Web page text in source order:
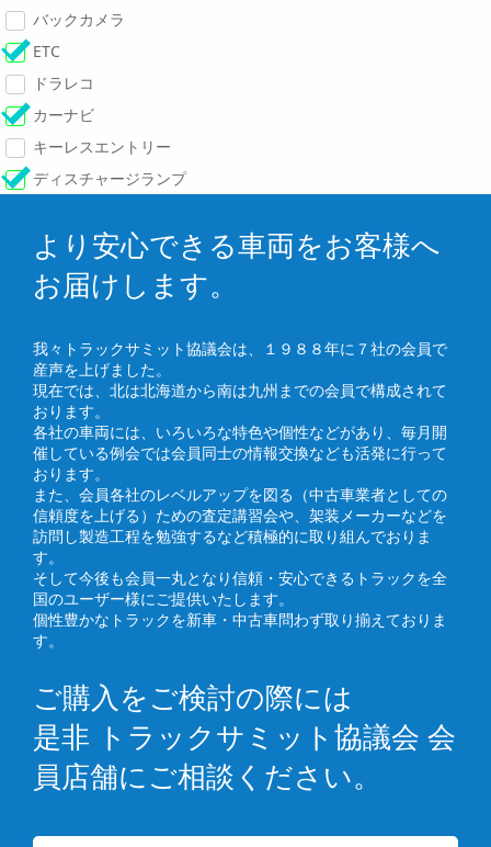
バックカメラ
ETC
ドラレコ
カーナビ
キーレスエントリー
ディスチャージランプ
より安心できる車両をお客様へ
お届けします。
我々トラックサミット協議会は、１９８８年に７社の会員で
産声を上げました。
現在では、北は北海道から南は九州までの会員で構成されて
おります。
各社の車両には、いろいろな特色や個性などがあり、毎月開
催している例会では会員同士の情報交換なども活発に行って
おります。
また、会員各社のレベルアップを図る（中古車業者としての
信頼度を上げる）ための査定講習会や、架装メーカーなどを
訪問し製造工程を勉強するなど積極的に取り組んでおりま
す。
そして今後も会員一丸となり信頼・安心できるトラックを全
国のユーザー様にご提供いたします。
個性豊かなトラックを新車・中古車問わず取り揃えておりま
す。
ご購入をご検討の際には
是非 トラックサミット協議会 会
員店舗にご相談ください。